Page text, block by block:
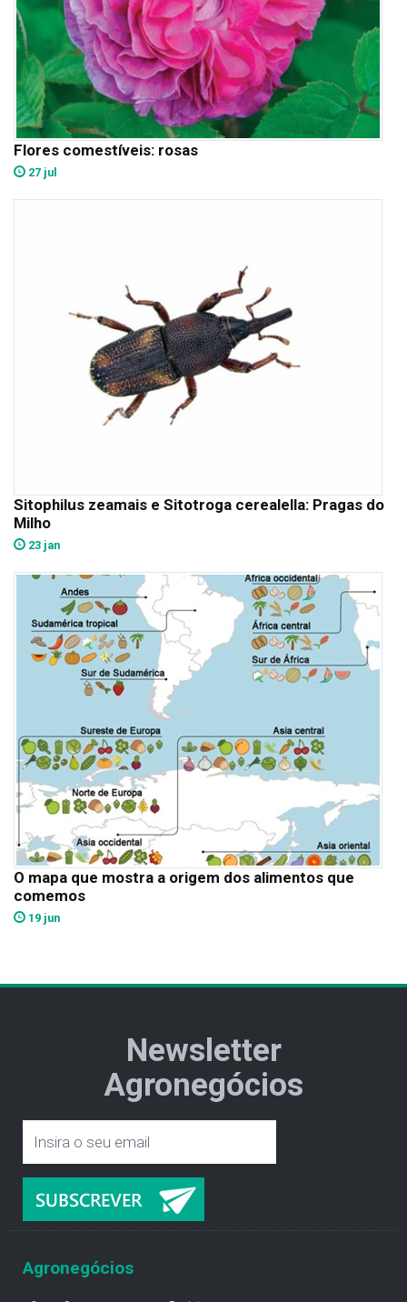
Flores comestíveis: rosas
27 jul
Sitophilus zeamais e Sitotroga cerealella: Pragas do
Milho
23 jan
O mapa que mostra a origem dos alimentos que
comemos
19 jun
Newsletter
Agronegócios
Agronegócios